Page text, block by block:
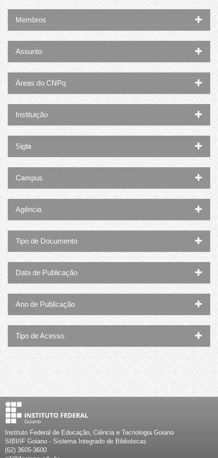
Membros
Assunto
Áreas do CNPq
Instituição
Sigla
Campus
Agência
Tipo de Documento
Data de Publicação
Ano de Publicação
Tipo de Acesso
Instituto Federal de Educação, Ciência e Tecnologia Goiano
SIBI/IF Goiano - Sistema Integrado de Bibliotecas
(62) 3605-3600